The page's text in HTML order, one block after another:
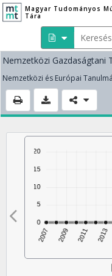
Magyar Tudományos
Tára
Nemzetközi Gazdaságtani
Nemzetközi és Európai